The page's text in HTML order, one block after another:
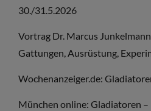
30./31.5.2026
Vortrag Dr. Marcus
Gattungen, Ausrüstung,
Wochenanzeiger.de:
München online: Gladiatoren –